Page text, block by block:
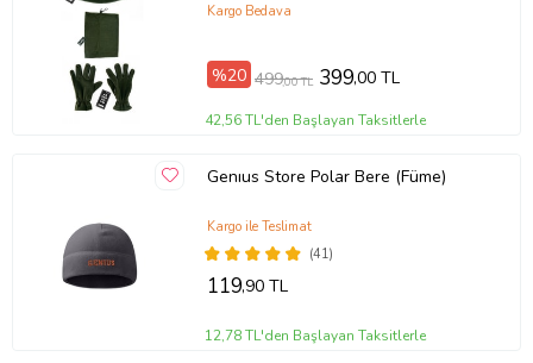
Kargo Bedava
%20 499,00 TL 399,00 TL
42,56 TL'den Başlayan Taksitlerle
Genıus Store Polar Bere (Füme)
(41)
Kargo ile Teslimat
119,90 TL
12,78 TL'den Başlayan Taksitlerle